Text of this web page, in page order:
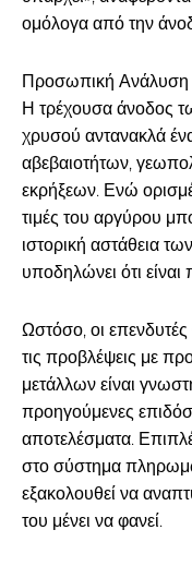
ομόλογα από την
Προσωπική Ανάλυση
Η τρέχουσα άνοδος
χρυσού αντανακλά
αβεβαιοτήτων,
εκρήξεων. Ενώ
τιμές του αργύρου
ιστορική αστάθεια
υποδηλώνει ότι είναι
Ωστόσο, οι
τις προβλέψεις με
μετάλλων είναι
προηγούμενες
αποτελέσματα.
στο σύστημα
εξακολουθεί να
του μένει να φανεί.